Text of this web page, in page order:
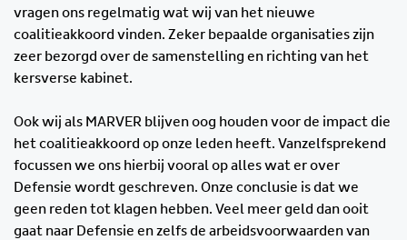
vragen ons regelmatig wat wij van het nieuwe
coalitieakkoord vinden. Zeker bepaalde organisaties zijn
zeer bezorgd over de samenstelling en richting van het
kersverse kabinet.
Ook wij als MARVER blijven oog houden voor de impact die
het coalitieakkoord op onze leden heeft. Vanzelfsprekend
focussen we ons hierbij vooral op alles wat er over
Defensie wordt geschreven. Onze conclusie is dat we
geen reden tot klagen hebben. Veel meer geld dan ooit
gaat naar Defensie en zelfs de arbeidsvoorwaarden van